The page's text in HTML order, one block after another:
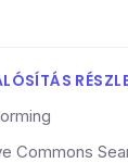
Commons